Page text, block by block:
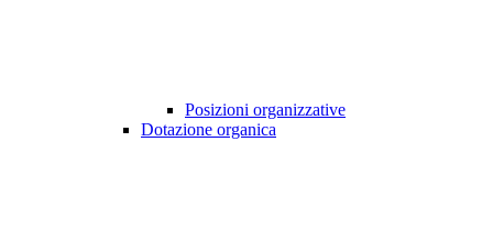
Posizioni organizzative
Dotazione organica